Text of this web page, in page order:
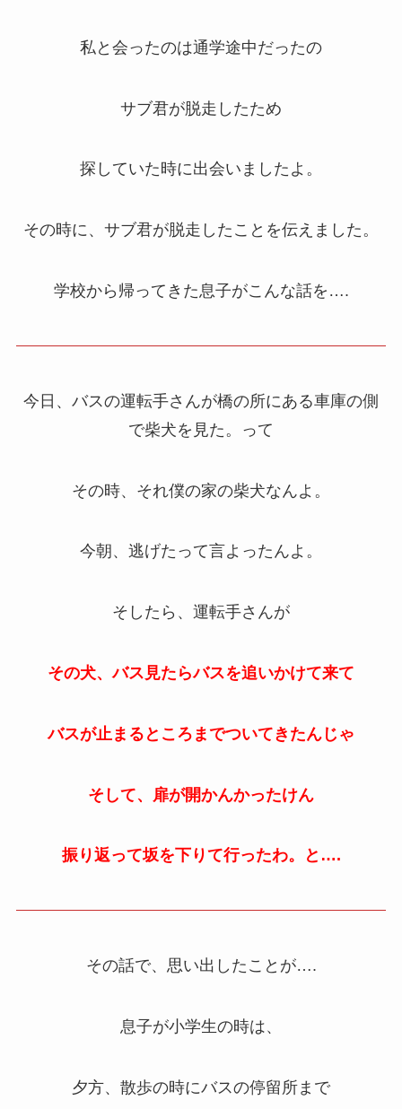
私と会ったのは通学途中だったの
サブ君が脱走したため
探していた時に出会いましたよ。
その時に、サブ君が脱走したことを伝えました。
学校から帰ってきた息子がこんな話を….
今日、バスの運転手さんが橋の所にある車庫の側
で柴犬を見た。って
その時、それ僕の家の柴犬なんよ。
今朝、逃げたって言よったんよ。
そしたら、運転手さんが
その犬、バス見たらバスを追いかけて来て
バスが止まるところまでついてきたんじゃ
そして、扉が開かんかったけん
振り返って坂を下りて行ったわ。と….
その話で、思い出したことが….
息子が小学生の時は、
夕方、散歩の時にバスの停留所まで